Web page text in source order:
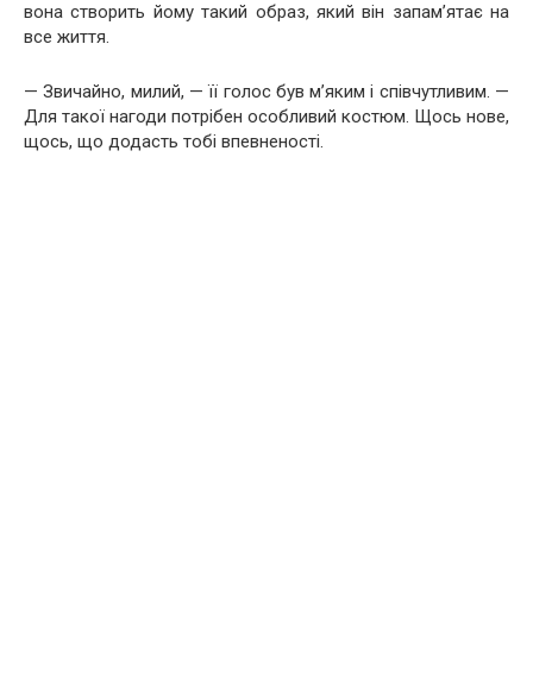
вона створить йому такий образ, який він запам’ятає на
все життя.
— Звичайно, милий, — її голос був м’яким і співчутливим. —
Для такої нагоди потрібен особливий костюм. Щось нове,
щось, що додасть тобі впевненості.